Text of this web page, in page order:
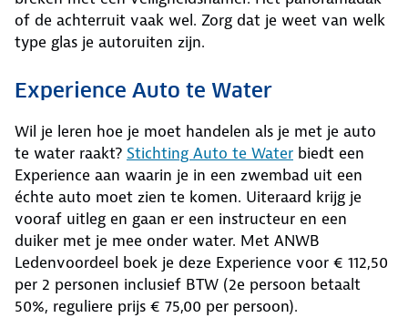
of de achterruit vaak wel. Zorg dat je weet van welk
type glas je autoruiten zijn.
Experience Auto te Water
Wil je leren hoe je moet handelen als je met je auto
te water raakt? Stichting Auto te Water biedt een
Experience aan waarin je in een zwembad uit een
échte auto moet zien te komen. Uiteraard krijg je
vooraf uitleg en gaan er een instructeur en een
duiker met je mee onder water. Met ANWB
Ledenvoordeel boek je deze Experience voor € 112,50
per 2 personen inclusief BTW (2e persoon betaalt
50%, reguliere prijs € 75,00 per persoon).